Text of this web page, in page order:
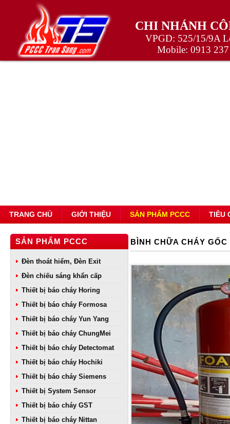
CHI NHÁNH
VPGD: 525/15/9A
Mobile: 0913
TRANG CHỦ GIỚI THIỆU SẢN PHẨM PCCC TIÊU
SẢN PHẨM PCCC
Đèn thoát hiểm, Đèn Exit
Đèn chiếu sáng khẩn cấp
Thiết bị báo cháy Horing
Thiết bị báo cháy Formosa
Thiết bị báo cháy Yun Yang
Thiết bị báo cháy ChungMei
Thiết bị báo cháy Detectomat
Thiết bị báo cháy Hochiki
Thiết bị báo cháy Siemens
Thiết bị System Sensor
Thiết bị báo cháy GST
Thiết bị báo cháy Nittan
BÌNH CHỮA CHÁY